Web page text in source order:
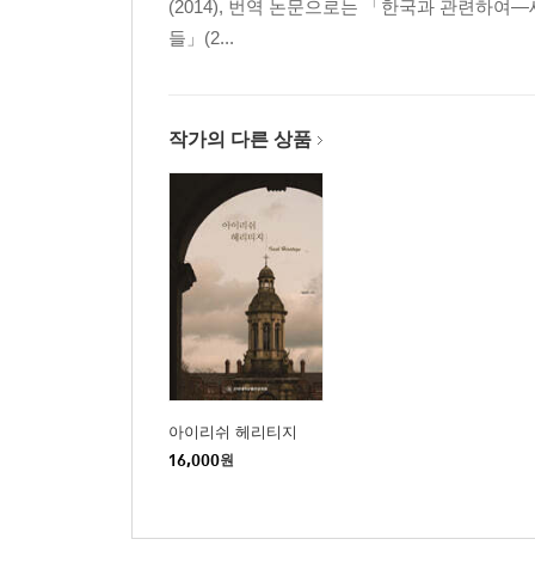
(2014), 번역 논문으로는 「한국과 관련하여
들」(2...
작가의 다른 상품
아이리쉬 헤리티지
16,000원